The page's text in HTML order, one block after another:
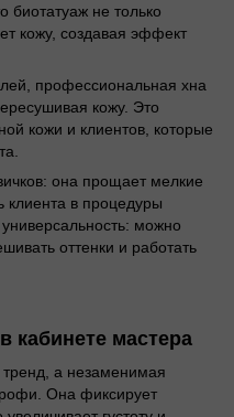
биотатуаж не только
кожу, создавая эффект
профессиональная хна
кожу. Это
кожи и клиентов, которые
она прощает мелкие
клиента в процедуры
можно
оттенки и работать
кабинете мастера
а незаменимая
Она фиксирует